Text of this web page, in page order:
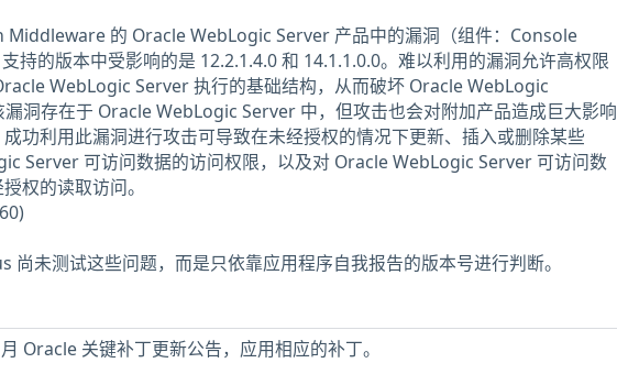
Middleware 的 Oracle WebLogic Server 产品中的漏洞（组件：Console
持的版本中受影响的是 12.2.1.4.0 和 14.1.1.0.0。难以利用的漏洞允许高权限
WebLogic Server 执行的基础结构，从而破坏 Oracle WebLogic
洞存在于 Oracle WebLogic Server 中，但攻击也会对附加产品造成巨大影响
成功利用此漏洞进行攻击可导致在未经授权的情况下更新、插入或删除某些
Server 可访问数据的访问权限，以及对 Oracle WebLogic Server 可访问数
权的读取访问。
尚未测试这些问题，而是只依靠应用程序自我报告的版本号进行判断。
Oracle 关键补丁更新公告，应用相应的补丁。